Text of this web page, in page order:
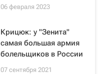
06 февраля 2023
Крицюк: у "Зенита"
самая большая армия
болельщиков в России
07 сентября 2021